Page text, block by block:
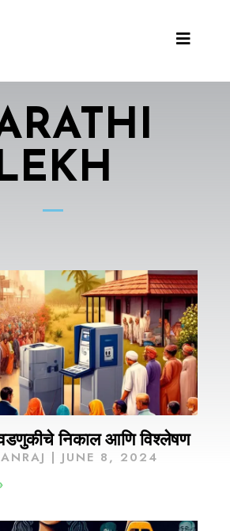
निकाल आणि विश्लेषण
JUNE 8, 2024